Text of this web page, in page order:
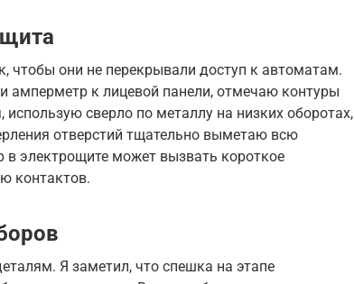
чтобы они не перекрывали доступ к автоматам.
амперметр к лицевой панели, отмечаю контуры
сверло по металлу на низких оборотах,
отверстий тщательно выметаю всю
электрощите может вызвать короткое
контактов.
Я заметил, что спешка на этапе